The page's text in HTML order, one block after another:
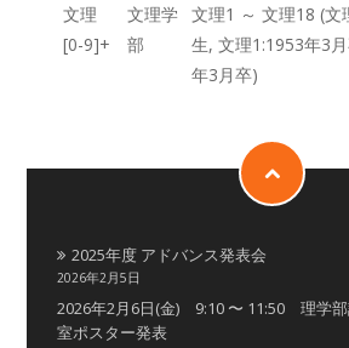
文理
[0-9]+
文理学
部
文理1 ～ 文理18 (文
生, 文理1:1953年3
年3月卒)
2025年度 アドバンス発表会
2026年2月5日
2026年2月6日(金) 9:10 〜 11:50 理学部
室ポスター発表